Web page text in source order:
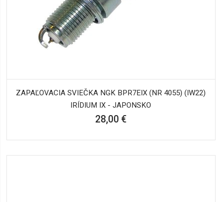
ZAPAĽOVACIA SVIEČKA NGK BPR7EIX (NR 4055) (IW22)
IRÍDIUM IX - JAPONSKO
28,00 €